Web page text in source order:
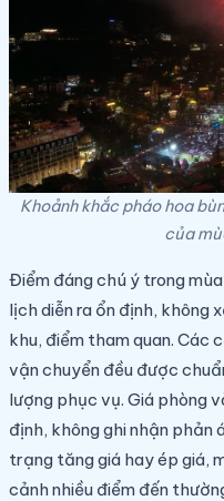
Khoảnh khắc pháo hoa
của
Điểm đáng chú ý trong
lịch diễn ra ổn định, không
khu, điểm tham quan. Các
vận chuyển đều được
lượng phục vụ. Giá phòng
định, không ghi nhận phản
trạng tăng giá hay ép giá,
cảnh nhiều điểm đến